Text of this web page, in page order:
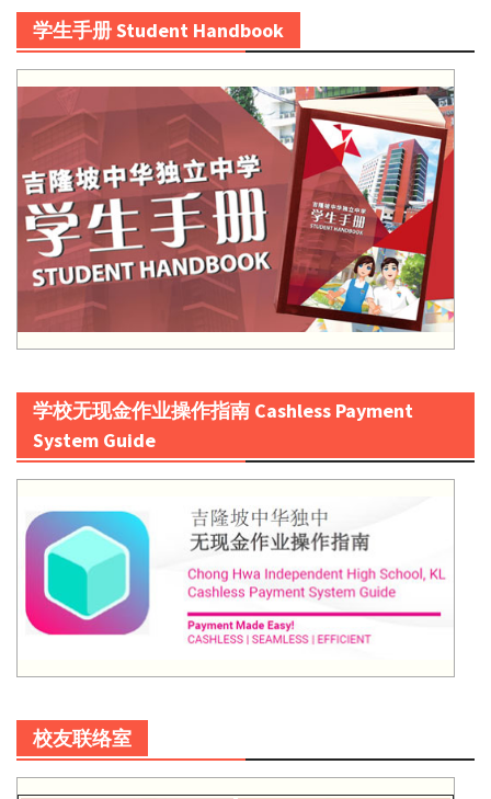
学生手册 Student Handbook
学校无现金作业操作指南 Cashless Payment
System Guide
校友联络室